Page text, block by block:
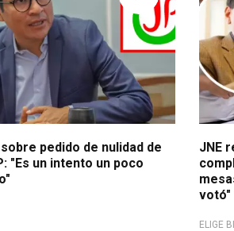
pedido de nulidad de
"Es un intento un poco
JNE
votó"
ELIGE